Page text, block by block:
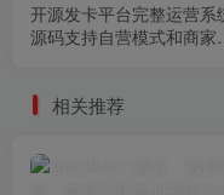
开源发卡平台完整运营系
源码支持自营模式和商家
相关推荐